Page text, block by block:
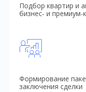
Подбор квартир и
бизнес- и премиум-
Формирование
заключения сделки